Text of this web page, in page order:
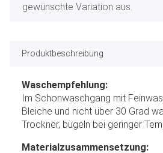
gewünschte Variation aus.
Produktbeschreibung
Waschempfehlung:
Im Schonwaschgang mit
Bleiche und nicht über 30 Grad
Trockner, bügeln bei geringer
Materialzusammensetzung: